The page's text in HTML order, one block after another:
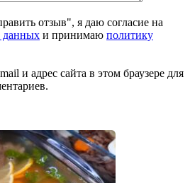
отзыв", я даю согласие на
данных и принимаю политику
и адрес сайта в этом браузере для